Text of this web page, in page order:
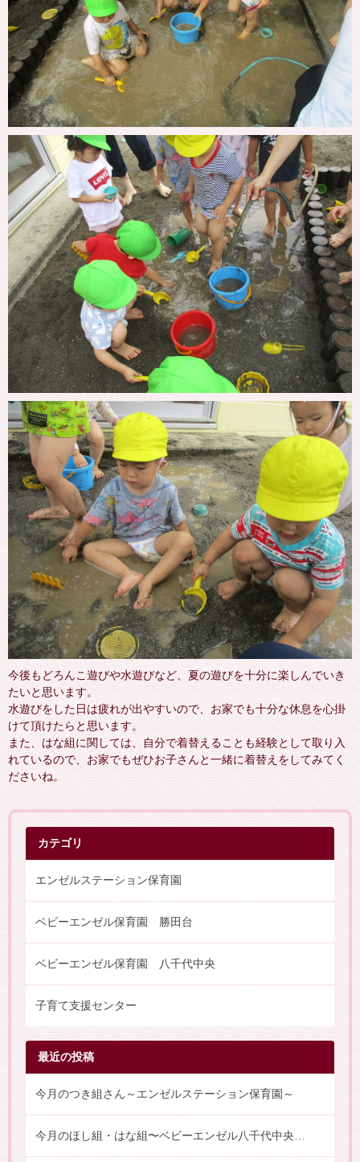
今後もどろんこ遊びや水遊びなど、夏の遊びを十分に楽しんでいき
たいと思います。
水遊びをした日は疲れが出やすいので、お家でも十分な休息を心掛
けて頂けたらと思います。
また、はな組に関しては、自分で着替えることも経験として取り入
れているので、お家でもぜひお子さんと一緒に着替えをしてみてく
ださいね。
カテゴリ
エンゼルステーション保育園
ベビーエンゼル保育園 勝田台
ベビーエンゼル保育園 八千代中央
子育て支援センター
最近の投稿
今月のつき組さん～エンゼルステーション保育園～
今月のほし組・はな組〜ベビーエンゼル八千代中央保育園〜